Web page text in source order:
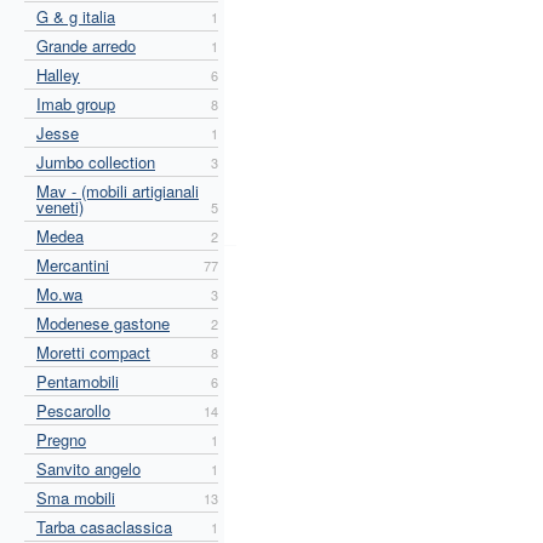
G & g italia 1
Grande arredo 1
Halley 6
Imab group 8
Jesse 1
Jumbo collection 3
Mav - (mobili artigianali
veneti) 5
Medea 2
Mercantini 77
Mo.wa 3
Modenese gastone 2
Moretti compact 8
Pentamobili 6
Pescarollo 14
Pregno 1
Sanvito angelo 1
Sma mobili 13
Tarba casaclassica 1